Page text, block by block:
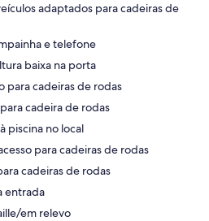
adaptados para cadeiras de
e telefone
baixa na porta
para cadeiras de rodas
cadeira de rodas
piscina no local
para cadeiras de rodas
cadeiras de rodas
entrada
em relevo